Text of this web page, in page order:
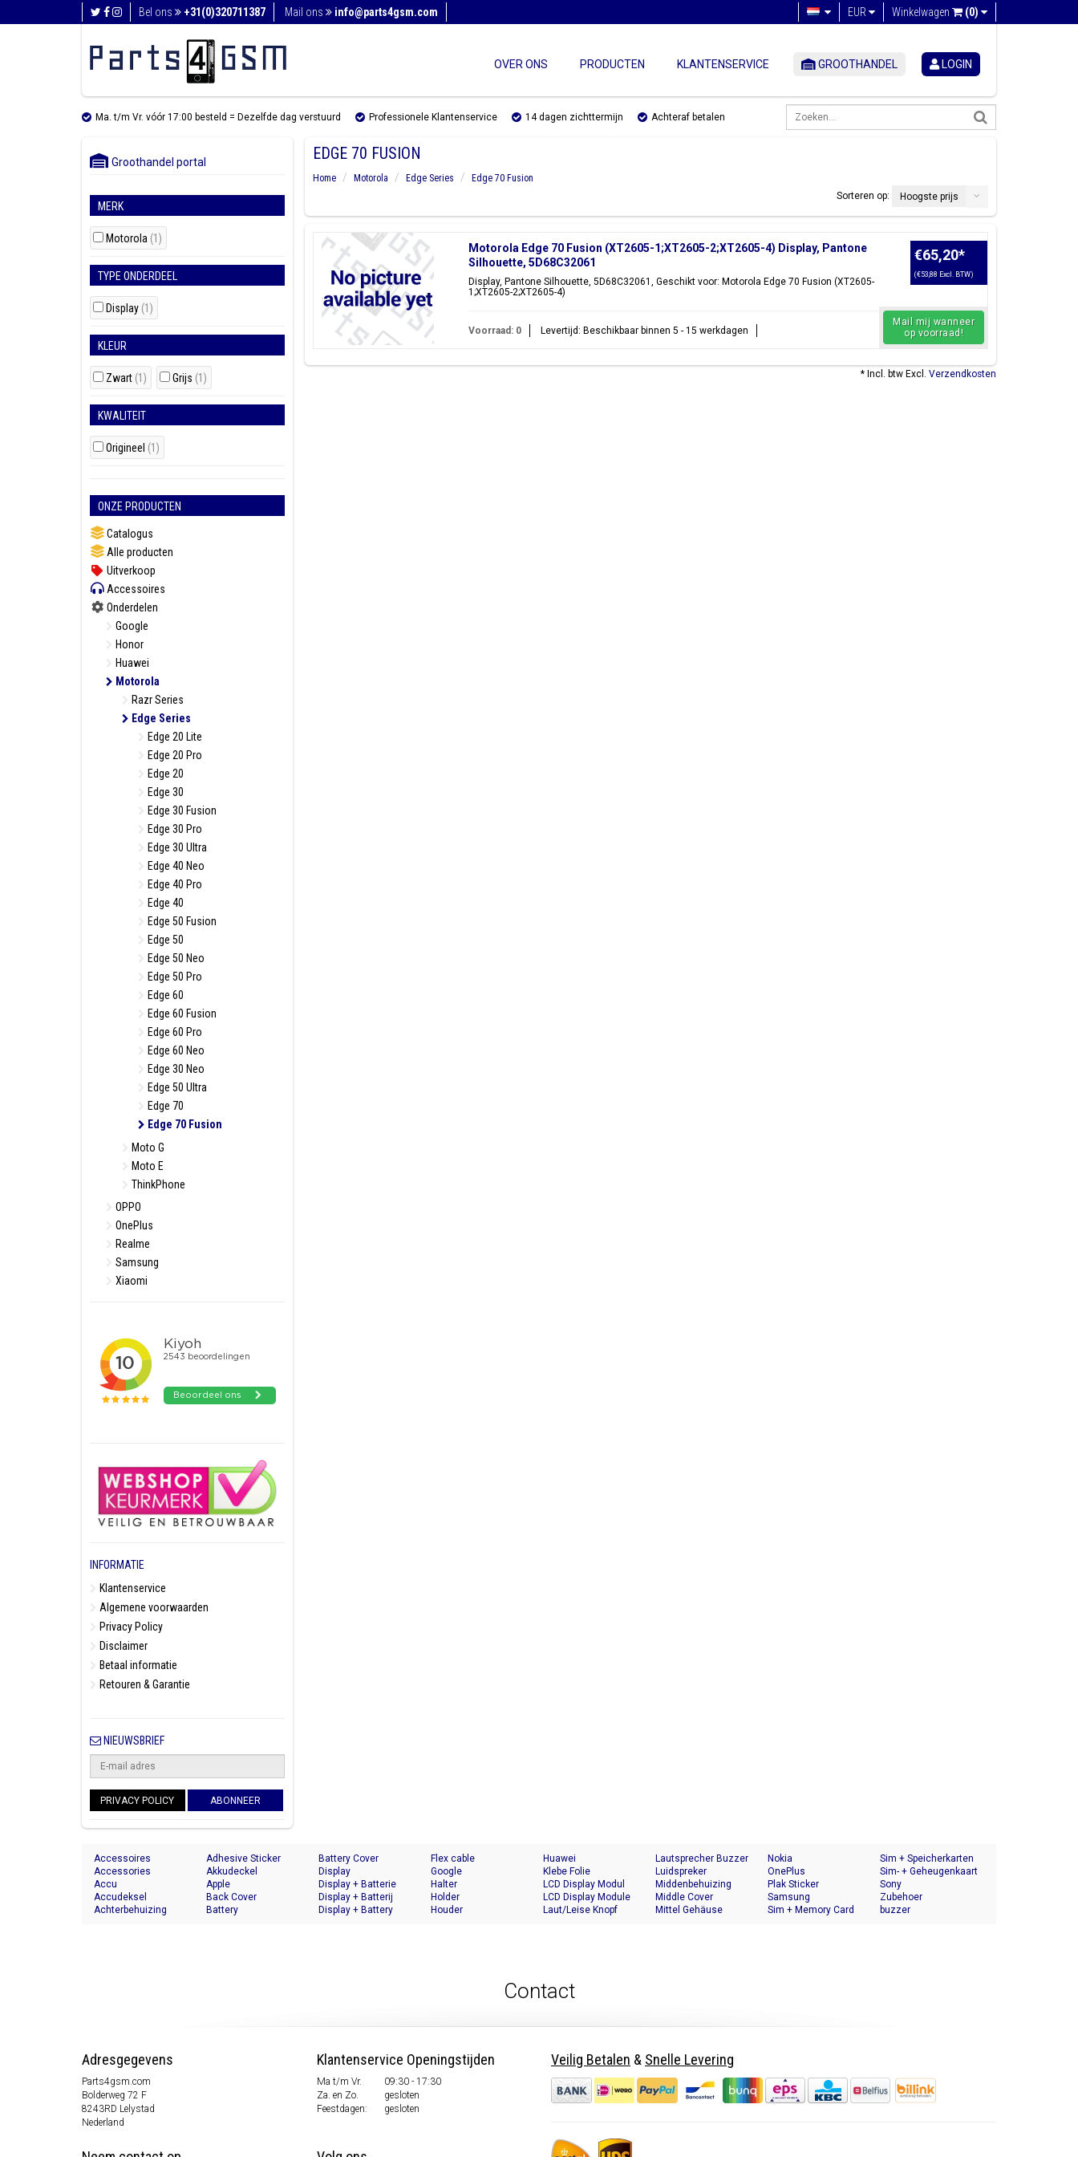
Bel ons +31(0)320711387 Mail ons info@parts4gsm.com Winkelwagen (0)
EUR
OVER ONS PRODUCTEN KLANTENSERVICE GROOTHANDEL LOGIN
Ma. t/m Vr. vóór 17:00 besteld = Dezelfde dag verstuurd Professionele Klantenservice 14 dagen zichttermijn Achteraf betalen
Groothandel portal
MERK
Motorola (1)
TYPE ONDERDEEL
Display (1)
KLEUR
Zwart (1) Grijs (1)
KWALITEIT
Origineel (1)
ONZE PRODUCTEN
Catalogus
Alle producten
Uitverkoop
Accessoires
Onderdelen
Google
Honor
Huawei
Motorola
Razr Series
Edge Series
Edge 20 Lite
Edge 20 Pro
Edge 20
Edge 30
Edge 30 Fusion
Edge 30 Pro
Edge 30 Ultra
Edge 40 Neo
Edge 40 Pro
Edge 40
Edge 50 Fusion
Edge 50
Edge 50 Neo
Edge 50 Pro
Edge 60
Edge 60 Fusion
Edge 60 Pro
Edge 60 Neo
Edge 30 Neo
Edge 50 Ultra
Edge 70
Edge 70 Fusion
Moto G
Moto E
ThinkPhone
OPPO
OnePlus
Realme
Samsung
Xiaomi
INFORMATIE
Klantenservice
Algemene voorwaarden
Privacy Policy
Disclaimer
Betaal informatie
Retouren & Garantie
NIEUWSBRIEF
PRIVACY POLICY ABONNEER
EDGE 70 FUSION
Home Motorola Edge Series
Edge 70 Fusion
Sorteren op:
Hoogste prijs
Motorola Edge 70 Fusion (XT2605-1;XT2605-2;XT2605-4) Display, Pantone
Silhouette, 5D68C32061
Display, Pantone Silhouette, 5D68C32061, Geschikt voor: Motorola Edge 70 Fusion (XT2605-
1;XT2605-2;XT2605-4)
€65,20*
(€53,88 Excl. BTW)
Voorraad: 0 Levertijd: Beschikbaar binnen 5 - 15 werkdagen
Mail mij wanneer
op voorraad!
* Incl. btw Excl. Verzendkosten
Accessoires
Accessories
Accu
Accudeksel
Achterbehuizing
Adhesive Sticker
Akkudeckel
Apple
Back Cover
Battery
Battery Cover
Display
Display + Batterie
Display + Batterij
Display + Battery
Flex cable
Google
Halter
Holder
Houder
Huawei
Klebe Folie
LCD Display Modul
LCD Display Module
Laut/Leise Knopf
Lautsprecher Buzzer
Luidspreker
Middenbehuizing
Middle Cover
Mittel Gehäuse
Nokia
OnePlus
Plak Sticker
Samsung
Sim + Memory Card
Sim + Speicherkarten
Halter
Sim- + Geheugenkaart
Houder
Sony
Zubehoer
buzzer
Contact
Adresgegevens
Parts4gsm.com
Bolderweg 72 F
8243RD Lelystad
Nederland
Klantenservice Openingstijden
Ma t/m Vr.
09:30 - 17:30
Za. en Zo.
gesloten
Feestdagen:
gesloten
Veilig Betalen & Snelle Levering